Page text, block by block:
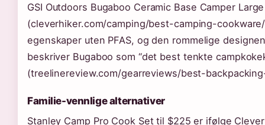
GSI Outdoors Bugaboo Ceramic Base Camper
(cleverhiker.com/camping/best-camping-
egenskaper uten PFAS, og den rommelige
beskriver Bugaboo som “det best tenkte
(treelinereview.com/gearreviews/best-
Familie-vennlige alternativer
Stanley Camp Pro Cook Set til $225 er ifølge